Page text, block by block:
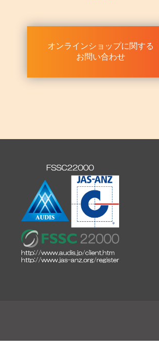
オンラインショップに関する
お問い合わせ